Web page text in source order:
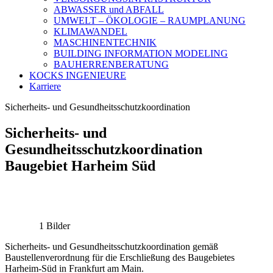
ABWASSER und ABFALL
UMWELT – ÖKOLOGIE – RAUMPLANUNG
KLIMAWANDEL
MASCHINENTECHNIK
BUILDING INFORMATION MODELING
BAUHERRENBERATUNG
KOCKS INGENIEURE
Karriere
Sicherheits- und Gesundheitsschutzkoordination
Sicherheits- und
Gesundheitsschutzkoordination
Baugebiet Harheim Süd
1 Bilder
Sicherheits- und Gesundheitsschutzkoordination gemäß
Baustellenverordnung für die Erschließung des Baugebietes
Harheim-Süd in Frankfurt am Main.